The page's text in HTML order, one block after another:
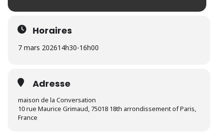
Horaires
7 mars 202614h30-16h00
Adresse
maison de la Conversation
10 rue Maurice Grimaud, 75018 18th arrondissement of Paris,
France